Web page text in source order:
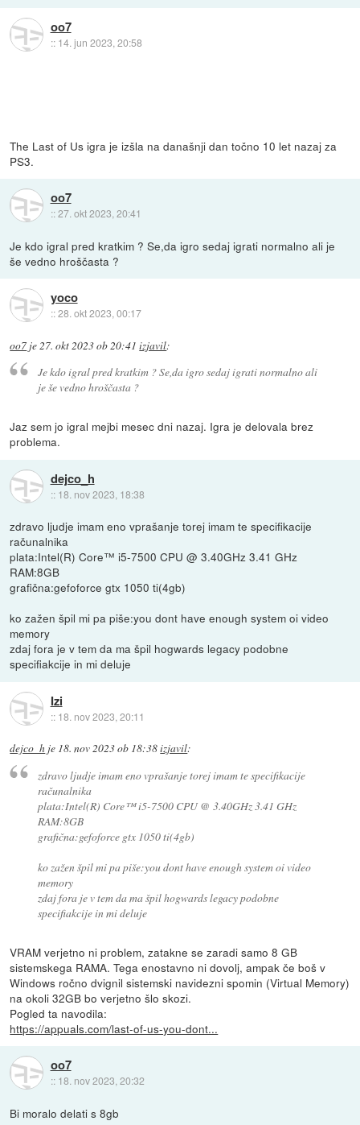
oo7
:: 14. jun 2023, 20:58
The Last of Us igra je izšla na današnji dan točno 10 let nazaj za
PS3.
oo7
::27. okt 2023, 20:41
Je kdo igral pred kratkim ? Se,da igro sedaj igrati normalno ali je
še vedno hroščasta ?
yoco
::28. okt 2023, 00:17
oo7 je27. okt 2023 ob 20:41 izjavil:
Je kdo igral pred kratkim ? Se,da igro sedaj igrati normalno ali
je še vedno hroščasta ?
Jaz sem jo igral mejbi mesec dni nazaj. Igra je delovala brez
problema.
dejco_h
:: 18. nov 2023, 18:38
zdravo ljudje imam eno vprašanje torej imam te specifikacije
računalnika
plata:Intel(R) Core™ i5-7500 CPU @ 3.40GHz 3.41 GHz
RAM:8GB
grafična:gefoforce gtx 1050 ti(4gb)
ko zažen špil mi pa piše:you dont have enough system oi video
memory
zdaj fora je v tem da ma špil hogwards legacy podobne
specifiakcije in mi deluje
Izi
:: 18. nov 2023, 20:11
dejco_h je 18. nov 2023 ob 18:38izjavil:
zdravo ljudje imam eno vprašanje torej imam te specifikacije
računalnika
plata:Intel(R) Core™ i5-7500 CPU @ 3.40GHz 3.41 GHz
RAM:8GB
grafična:gefoforce gtx 1050 ti(4gb)
ko zažen špil mi pa piše:you dont have enough system oi video
memory
zdaj fora je v tem da ma špil hogwards legacy podobne
specifiakcije in mi deluje
VRAM verjetno ni problem, zatakne se zaradi samo 8 GB
sistemskega RAMA. Tega enostavno ni dovolj, ampak če boš v
Windows ročno dvignil sistemski navidezni spomin (Virtual Memory)
na okoli 32GB bo verjetno šlo skozi.
Pogled ta navodila:
https://appuals.com/last-of-us-you-dont...
oo7
:: 18. nov 2023, 20:32
Bi moralo delati s 8gb